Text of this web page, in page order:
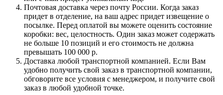
Почтовая доставка через почту России. Когда заказ
придет в отделение, на ваш адрес придет извещение о
посылке. Перед оплатой вы можете оценить состояние
коробки: вес, целостность. Один заказ может содержать
не больше 10 позиций и его стоимость не должна
превышать 100 000 р.
Доставка любой транспортной компанией. Если Вам
удобно получить свой заказ в транспортной компании,
обговорите все условия с менеджером, и получите свой
заказ в любой удобной точке.